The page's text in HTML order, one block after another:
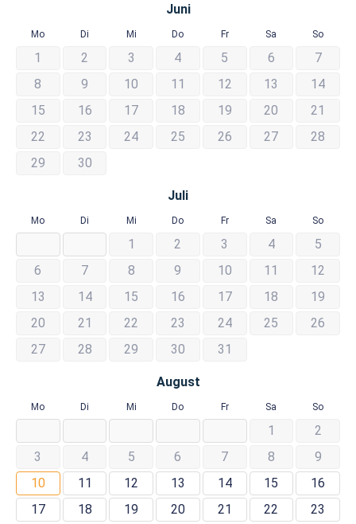
Juni
Mo Di Mi Do Fr Sa So
1 2 3 4 5 6
7
8
9 10 11 12 13
14
15
16 17 18 19 20
21
22
23 24 25 26 27
28
29
30
Juli
Mo Di Mi Do Fr Sa So
1 2 3 4
5
6
7 8 9 10 11
12
13
14 15 16 17 18
19
20
21 22 23 24 25
26
27
28 29 30 31
August
Mo Di Mi Do Fr Sa So
1
2
3
4 5 6 7 8
9
10
11 12 13 14 15
16
17
18 19 20 21 22
23